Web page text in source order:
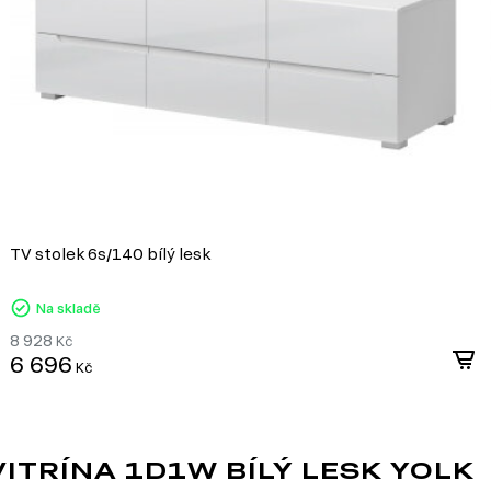
hi-tech miluje prostor, takže můžete aktivně
co se týká osvětlení v high-tech stylu, jedná se
nebo kombinaci tohoto typu osvětlení se
nábytek je bez dekoru, mohou zde být
kovové rámy. Každý atribut by měl odrážet
geometrické tvary, rovné linie, abstrakce ve
high-tech nábytek s přihlédnutím ke správným
nábytku;
TV stolek 6s/140 bílý lesk
Na skladě
8 928 Kč
6 696 Kč
1D1W BÍLÝ LESK YOLK